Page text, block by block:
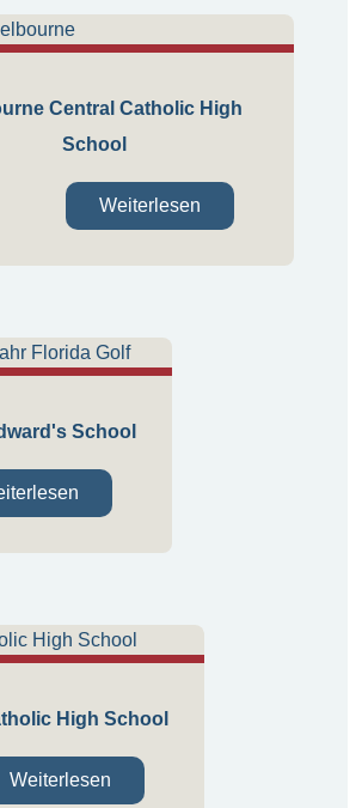
Central Catholic High
School
Weiterlesen
School
High School
Weiterlesen